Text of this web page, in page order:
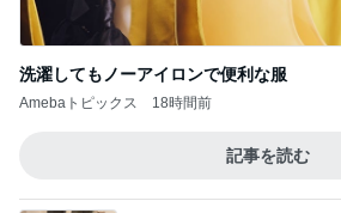
アグネス 家族と早めの誕生
Amebaトピックス 19時間前
Amebaトピックス 1日前